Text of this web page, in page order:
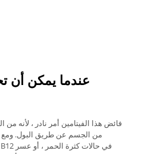
عندما يمكن أن
فائض هذا الفيتامين أمر نادر ، لأنه من
من الجسم عن طريق البول. ومع